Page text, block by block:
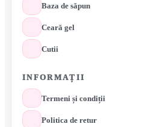
Baza de săpun
Ceară gel
Cutii
INFORMAȚII
Termeni și condiții
Politica de retur